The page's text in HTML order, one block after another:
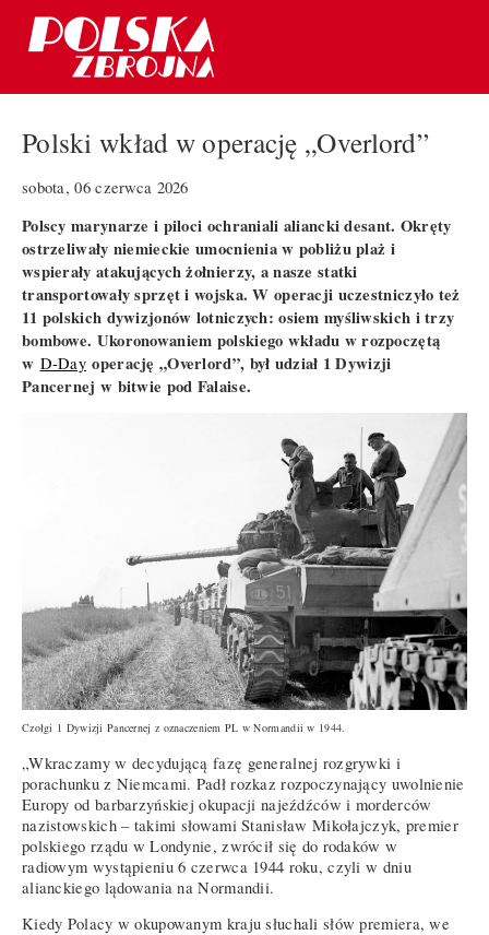
Polski wkład w operację „Overlord”
sobota, 06 czerwca 2026
Polscy marynarze i piloci ochraniali aliancki desant. Okręty
ostrzeliwały niemieckie umocnienia w pobliżu plaż i
wspierały atakujących żołnierzy, a nasze statki
transportowały sprzęt i wojska. W operacji uczestniczyło też
11 polskich dywizjonów lotniczych: osiem myśliwskich i trzy
bombowe. Ukoronowaniem polskiego wkładu w rozpoczętą
w D-Day operację „Overlord”, był udział 1 Dywizji
Pancernej w bitwie pod Falaise.
Czołgi 1 Dywizji Pancernej z oznaczeniem PL w Normandii w 1944.
„Wkraczamy w decydującą fazę generalnej rozgrywki i
porachunku z Niemcami. Padł rozkaz rozpoczynający uwolnienie
Europy od barbarzyńskiej okupacji najeźdźców i morderców
nazistowskich – takimi słowami Stanisław Mikołajczyk, premier
polskiego rządu w Londynie, zwrócił się do rodaków w
radiowym wystąpieniu 6 czerwca 1944 roku, czyli w dniu
alianckiego lądowania na Normandii.
Kiedy Polacy w okupowanym kraju słuchali słów premiera, we